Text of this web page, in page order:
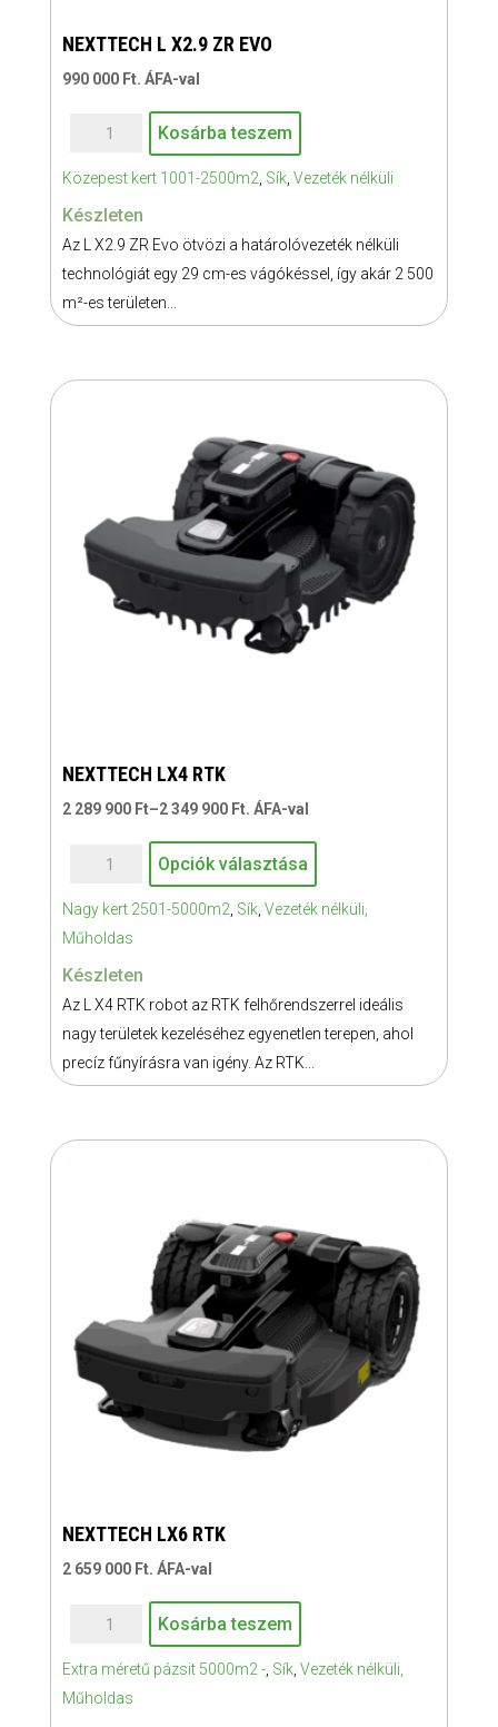
NEXTTECH L X2.9 ZR EVO
990 000 Ft. ÁFA-val
NEXTTECH
X2.9
ZR
EVO
mennyiség
Kosárba teszem
Közepest kert 1001-2500m2, Sík, Vezeték nélküli
Készleten
Az L X2.9 ZR Evo ötvözi a határolóvezeték nélküli
technológiát egy 29 cm-es vágókéssel, így akár 2 500
m²-es területen...
NEXTTECH LX4 RTK
2 289 900 Ft–2 349 900 FtÁrtartomány:
2
289
900 Ft
. ÁFA-val
NEXTTECH
RTK
mennyiség
Opciók választása
A
változatok
Nagy kert 2501-5000m2 Sík, Vezeték nélküli,
Műholdas
Készleten
Az L X4 RTK robot az RTK felhőrendszerrel ideális
nagy területek kezeléséhez egyenetlen terepen, ahol
precíz fűnyírásra van igény. Az RTK...
NEXTTECH LX6 RTK
2 659 000 Ft. ÁFA-val
NEXTTECH
RTK
mennyiség
Kosárba teszem
Extra méretű pázsit 5000m2 -, Sík, Vezeték nélküli,
Műholdas